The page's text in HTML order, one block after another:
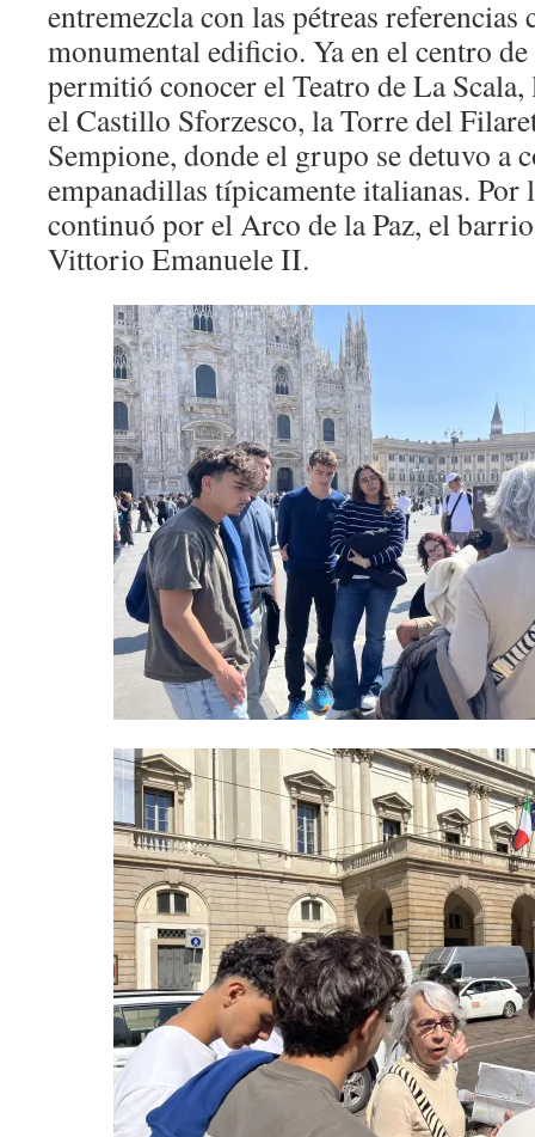
entremezcla con las pétreas referencias
monumental edificio. Ya en el centro
permitió conocer el Teatro de La
el Castillo Sforzesco, la Torre del
Sempione, donde el grupo se detuvo a
empanadillas típicamente italianas. Por
continuó por el Arco de la Paz, el
Vittorio Emanuele II.